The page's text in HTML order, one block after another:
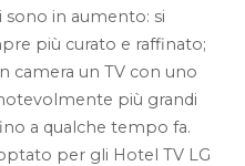
in aumento: si
più curato e raffinato;
camera un TV con uno
più grandi
a qualche tempo fa.
per gli Hotel TV LG